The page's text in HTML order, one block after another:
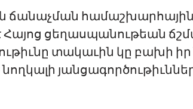
ճանաչման
ցեղասպանութեան
տակաւին կը բախի